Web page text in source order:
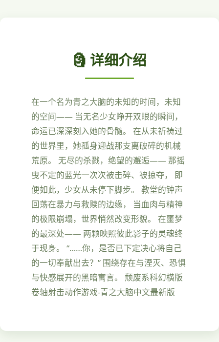
🗿 详细介绍
在一个名为青之大脑的未知的时间，未知
的空间—— 当无名少女睁开双眼的瞬间，
命运已深深刻入她的骨髓。 在从未祈祷过
的世界里，她孤身迎战那支离破碎的机械
荒原。 无尽的杀戮，绝望的邂逅—— 那摇
曳不定的蓝光一次次被击碎、被掠夺， 即
便如此，少女从未停下脚步。 教堂的钟声
回荡在暴力与救赎的边缘， 当血肉与精神
的极限崩塌，世界悄然改变形貌。 在噩梦
的最深处—— 两颗映照彼此影子的灵魂终
于现身。 “……你，是否已下定决心将自己
的一切奉献出去？” 围绕存在与湮灭、恐惧
与快感展开的黑暗寓言。 颓废系科幻横版
卷轴射击动作游戏-青之大脑中文最新版